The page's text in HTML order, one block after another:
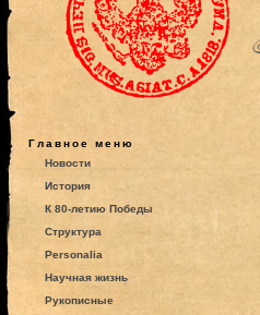
Главное меню
Новости
История
К 80-летию Победы
Структура
Personalia
Научная жизнь
Рукописные